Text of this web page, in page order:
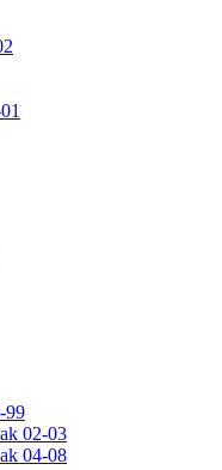
99
02-03
04-08